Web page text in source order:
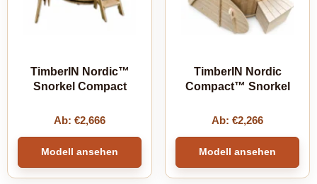
TimberIN Nordic™
Snorkel Compact
Ab: €2,666
Modell ansehen
TimberIN Nordic
Compact™ Snorkel
Ab: €2,266
Modell ansehen